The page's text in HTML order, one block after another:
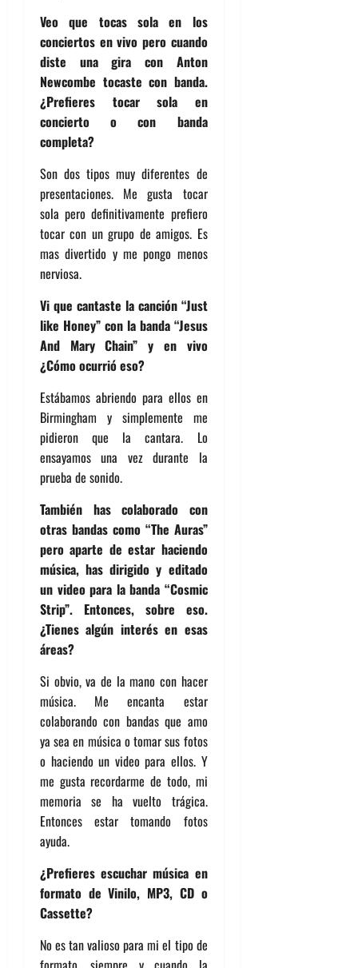
Veo que tocas sola en los
conciertos en vivo pero cuando
diste una gira con Anton
Newcombe tocaste con banda.
¿Prefieres tocar sola en
concierto o con banda
completa?
Son dos tipos muy diferentes de
presentaciones. Me gusta tocar
sola pero definitivamente prefiero
tocar con un grupo de amigos. Es
mas divertido y me pongo menos
nerviosa.
Vi que cantaste la canción “Just
like Honey” con la banda “Jesus
And Mary Chain” y en vivo
¿Cómo ocurrió eso?
Estábamos abriendo para ellos en
Birmingham y simplemente me
pidieron que la cantara. Lo
ensayamos una vez durante la
prueba de sonido.
También has colaborado con
otras bandas como “The Auras”
pero aparte de estar haciendo
música, has dirigido y editado
un video para la banda “Cosmic
Strip”. Entonces, sobre eso.
¿Tienes algún interés en esas
áreas?
Si obvio, va de la mano con hacer
música. Me encanta estar
colaborando con bandas que amo
ya sea en música o tomar sus fotos
o haciendo un video para ellos. Y
me gusta recordarme de todo, mi
memoria se ha vuelto trágica.
Entonces estar tomando fotos
ayuda.
¿Prefieres escuchar música en
formato de Vinilo, MP3, CD o
Cassette?
No es tan valioso para mi el tipo de